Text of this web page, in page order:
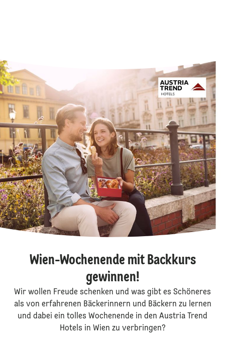
Wien-Wochenende mit Backkurs
gewinnen!
Wir wollen Freude schenken und was gibt es Schöneres
als von erfahrenen Bäckerinnern und Bäckern zu lernen
und dabei ein tolles Wochenende in den Austria Trend
Hotels in Wien zu verbringen?